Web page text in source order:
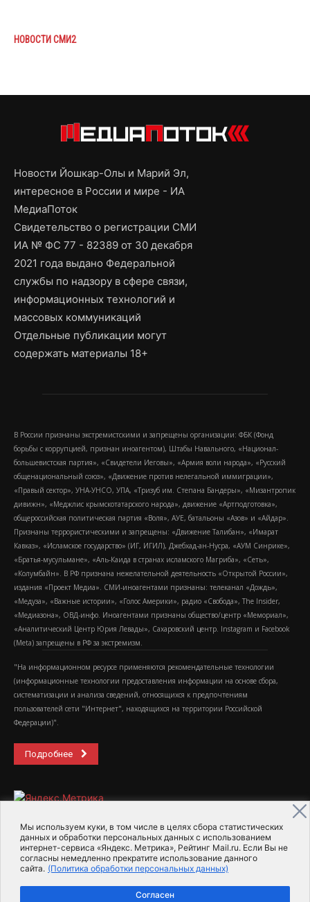
Мы используем куки, в том числе в целях сбора статистических
данных и обработки персональных данных с использованием
интернет-сервиса «Яндекс. Метрика», Рейтинг Mail.ru. Если Вы не
согласны немедленно прекратите использование данного
сайта. (Политика обработки персональных данных)
Согласен
НОВОСТИ СМИ2
Новости Йошкар-Олы и Марий Эл,
интересное в России и мире - ИА
МедиаПоток
Свидетельство о регистрации СМИ
ИА № ФС 77 - 82389 от 30 декабря
2021 года выдано Федеральной
службы по надзору в сфере связи,
информационных технологий и
массовых коммуникаций
Отдельные публикации могут
содержать материалы 18+
В России признаны экстремистскими и запрещены организации: ФБК (Фонд
борьбы с коррупцией, признан иноагентом), Штабы Навального, «Национал-
большевистская партия», «Свидетели Иеговы», «Армия воли народа», «Русский
общенациональный союз», «Движение против нелегальной иммиграции»,
«Правый сектор», УНА-УНСО, УПА, «Тризуб им. Степана Бандеры», «Мизантропик
дивижн», «Меджлис крымскотатарского народа», движение «Артподготовка»,
общероссийская политическая партия «Воля», АУЕ, батальоны «Азов» и «Айдар».
Признаны террористическими и запрещены: «Движение Талибан», «Имарат
Кавказ», «Исламское государство» (ИГ, ИГИЛ), Джебхад-ан-Нусра, «АУМ Синрике»,
«Братья-мусульмане», «Аль-Каида в странах исламского Магриба», «Сеть»,
«Колумбайн». В РФ признана нежелательной деятельность «Открытой России»,
издания «Проект Медиа». СМИ-иноагентами признаны: телеканал «Дождь»,
«Медуза», «Важные истории», «Голос Америки», радио «Свобода», The Insider,
«Медиазона», ОВД-инфо. Иноагентами признаны общество/центр «Мемориал»,
«Аналитический Центр Юрия Левады», Сахаровский центр. Instagram и Facebook
(Metа) запрещены в РФ за экстремизм.
"На информационном ресурсе применяются рекомендательные технологии
(информационные технологии предоставления информации на основе сбора,
систематизации и анализа сведений, относящихся к предпочтениям
пользователей сети "Интернет", находящихся на территории Российской
Федерации)".
Подробнее
2015-2026- Информационное агентство МедиаПоток
Для справки Об издании
Пользовательское соглашение
Политика обработки персональных данных